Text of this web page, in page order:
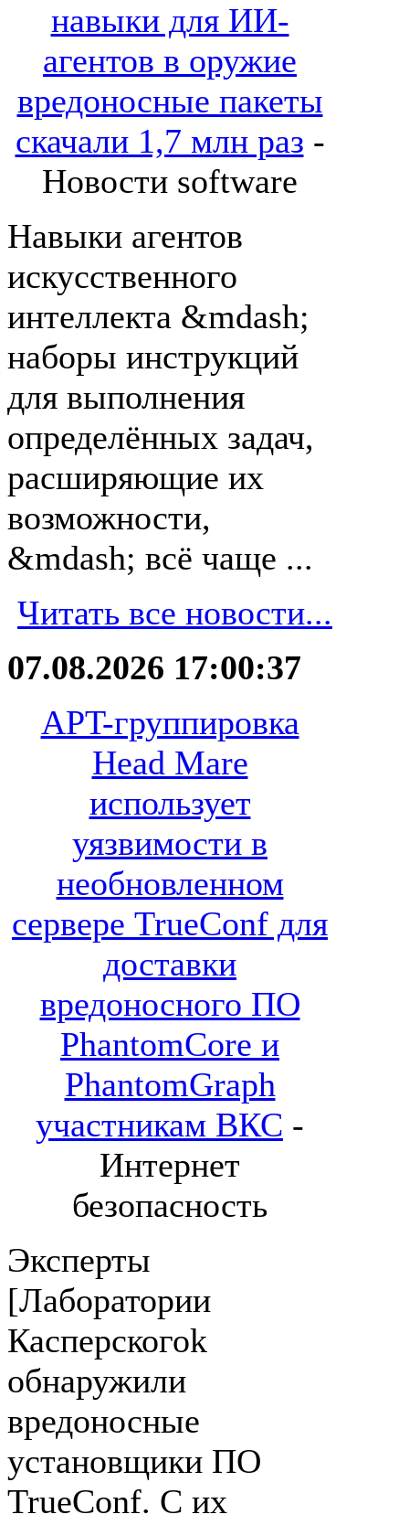
навыки для ИИ-
агентов в оружие
вредоносные пакеты
скачали 1,7 млн раз -
Новости software
Навыки агентов
искусственного
интеллекта &mdash;
наборы инструкций
для выполнения
определённых задач,
расширяющие их
возможности,
&mdash; всё чаще ...
Читать все новости...
07.08.2026 17:00:37
APT-группировка
Head Mare
использует
уязвимости в
необновленном
сервере TrueConf для
доставки
вредоносного ПО
PhantomCore и
PhantomGraph
участникам ВКС -
Интернет
безопасность
Эксперты
[Лаборатории
Касперскогоk
обнаружили
вредоносные
установщики ПО
TrueConf. С их